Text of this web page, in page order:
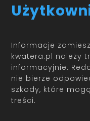
Informacje
kwatera.pl należy
informacyjnie.
nie bierze
szkody, które
treści.